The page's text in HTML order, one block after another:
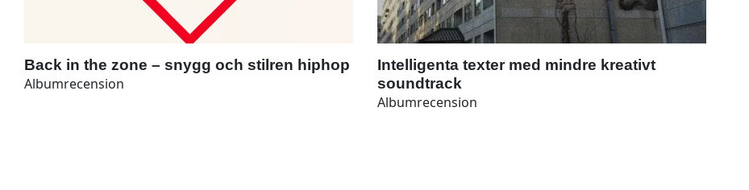
Back in the zone – snygg och stilren hiphop
Albumrecension
Intelligenta texter med mindre kreativt
soundtrack
Albumrecension